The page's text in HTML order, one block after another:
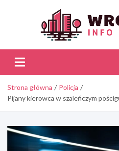
Strona główna
Policja
Pijany kierowca w szaleńczym